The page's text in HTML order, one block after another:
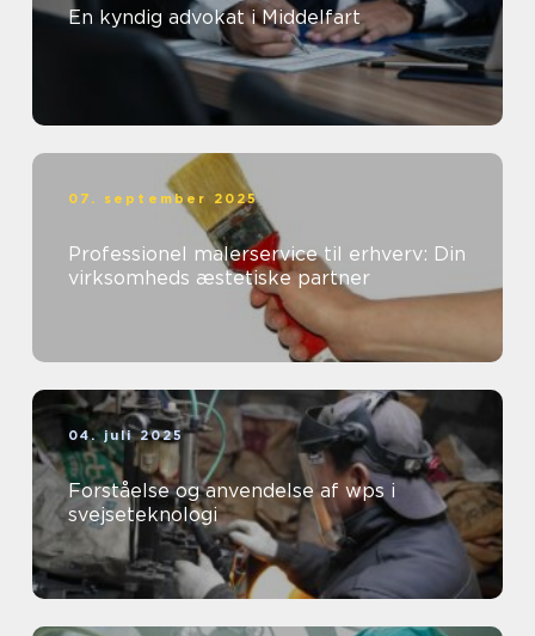
En kyndig advokat i Middelfart
07. september 2025
Professionel malerservice til erhverv: Din
virksomheds æstetiske partner
04. juli 2025
Forståelse og anvendelse af wps i
svejseteknologi